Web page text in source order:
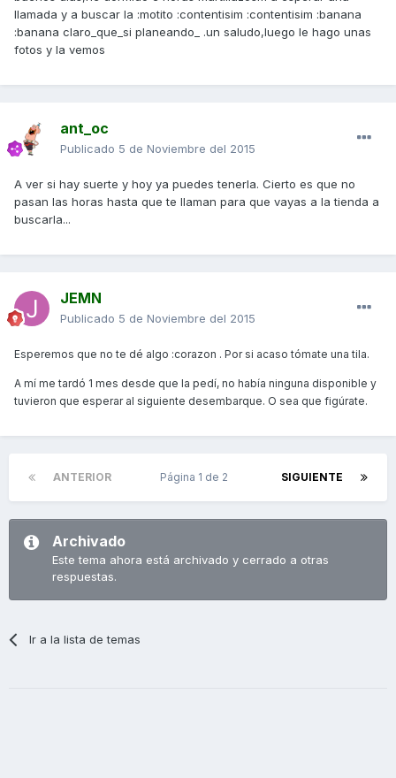
llamada y a buscar la :motito :contentisim :contentisim :banana
:banana claro_que_si planeando_ .un saludo,luego le hago unas
fotos y la vemos
ant_oc
Publicado 5 de Noviembre del 2015
A ver si hay suerte y hoy ya puedes tenerla. Cierto es que no
pasan las horas hasta que te llaman para que vayas a la tienda a
buscarla...
JEMN
Publicado 5 de Noviembre del 2015
Esperemos que no te dé algo :corazon . Por si acaso tómate una tila.
A mí me tardó 1 mes desde que la pedí, no había ninguna disponible y
tuvieron que esperar al siguiente desembarque. O sea que figúrate.
ANTERIOR SIGUIENTE
Página 1 de 2
Archivado
Este tema ahora está archivado y cerrado a otras
respuestas.
Ir a la lista de temas